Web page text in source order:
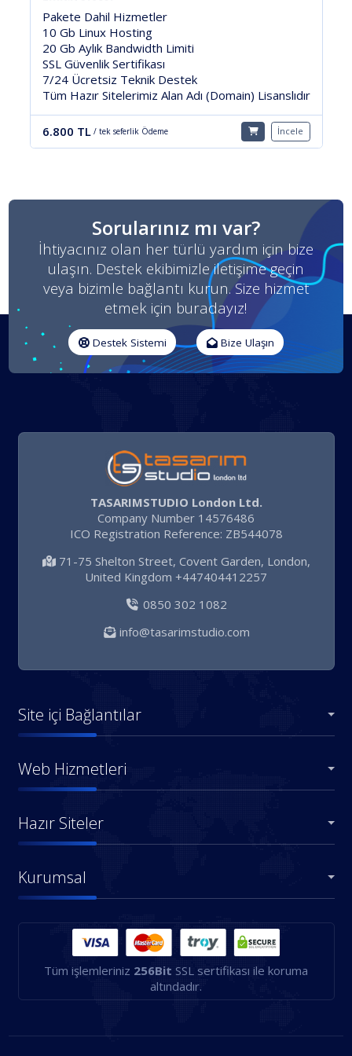
Pakete Dahil Hizmetler
500 Mb Linux Hosting
5 Gb Aylık Bandwidth Limiti
7/24 Ücretsiz Teknik Destek
Tüm Hazır Sitelerimiz Alan Adı (Domain)
3.200 TL / tek seferlik Ödeme İncele
Sorularınız mı var?
İhtiyacınız olan her türlü yardım için bize
ulaşın. Destek ekibimizle iletişime geçin
veya bizimle bağlantı kurun. Size hizmet
etmek için buradayız!
Destek Sistemi Bize Ulaşın
TASARIMSTUDIO London Ltd.
Company Number 14576486
ICO Registration Reference: ZB544078
71-75 Shelton Street, Covent Garden, London,
United Kingdom +447404412257
0850 302 1082
info@tasarimstudio.com
Site içi Bağlantılar
Web Hizmetleri
Hazır Siteler
Kurumsal
Tüm işlemleriniz 256Bit SSL sertifikası ile koruma
altındadır.